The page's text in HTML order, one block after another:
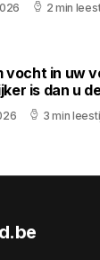
2 min
vocht in uw
is dan u
3 min